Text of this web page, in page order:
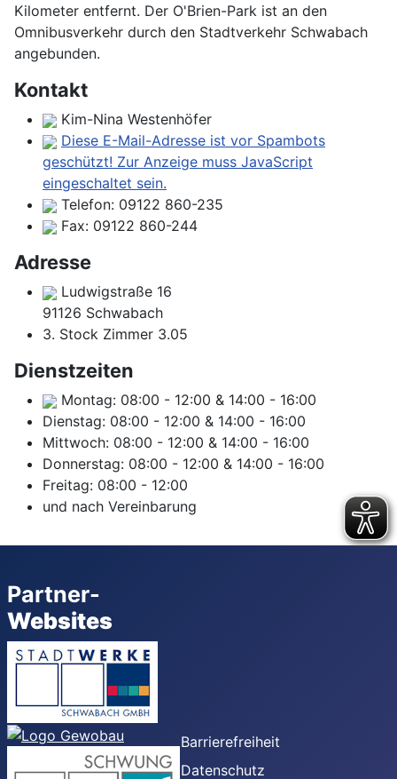
Kilometer entfernt. Der O'Brien-Park ist an den
Omnibusverkehr durch den Stadtverkehr Schwabach
angebunden.
Kontakt
Kim-Nina Westenhöfer
Diese E-Mail-Adresse ist vor Spambots
geschützt! Zur Anzeige muss JavaScript
eingeschaltet sein.
Telefon: 09122 860-235
Fax: 09122 860-244
Adresse
Ludwigstraße 16
91126 Schwabach
3. Stock Zimmer 3.05
Dienstzeiten
Montag: 08:00 - 12:00 & 14:00 - 16:00
Dienstag: 08:00 - 12:00 & 14:00 - 16:00
Mittwoch: 08:00 - 12:00 & 14:00 - 16:00
Donnerstag: 08:00 - 12:00 & 14:00 - 16:00
Freitag: 08:00 - 12:00
und nach Vereinbarung
Partner-
Websites
Barrierefreiheit
Datenschutz